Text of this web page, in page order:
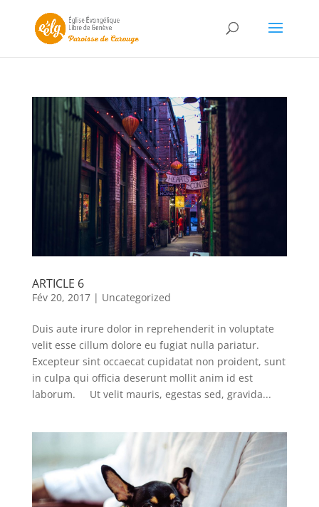
ARTICLE 6
Fév 20, 2017| Uncategorized
Duis aute irure dolor in reprehenderit in voluptate
velit esse cillum dolore eu fugiat nulla pariatur.
Excepteur sint occaecat cupidatat non proident, sunt
in culpa qui officia deserunt mollit anim id est
laborum. Ut velit mauris, egestas sed, gravida...